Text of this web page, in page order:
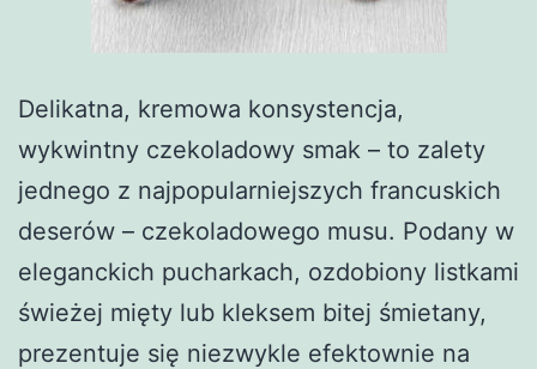
Delikatna, kremowa konsystencja,
wykwintny czekoladowy smak – to zalety
jednego z najpopularniejszych francuskich
deserów – czekoladowego musu. Podany w
eleganckich pucharkach, ozdobiony listkami
świeżej mięty lub kleksem bitej śmietany,
prezentuje się niezwykle efektownie na